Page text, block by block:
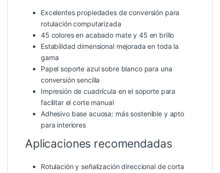
Excelentes propiedades de conversión para
rotulación computarizada
45 colores en acabado mate y 45 en brillo
Estabilidad dimensional mejorada en toda la
gama
Papel soporte azul sobre blanco para una
conversión sencilla
Impresión de cuadrícula en el soporte para
facilitar el corte manual
Adhesivo base acuosa: más sostenible y apto
para interiores
Aplicaciones recomendadas
Rotulación y señalización direccional de corta